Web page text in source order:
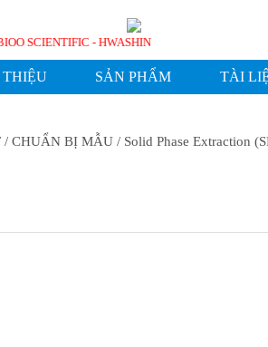
- BIOO SCIENTIFIC - HWASHIN
THIỆU SẢN PHẨM TÀI
/ CHUẨN BỊ MẪU / Solid Phase Extraction